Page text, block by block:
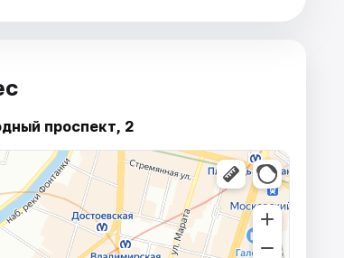
проспект, 2